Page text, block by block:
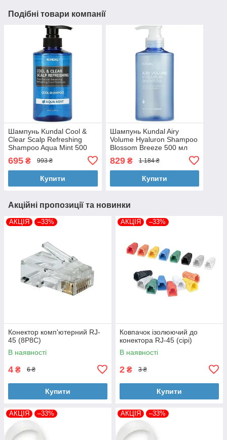
Подібні товари компанії
Шампунь Kundal Cool &
Clear Scalp Refreshing
Shampoo Aqua Mint 500
695 ₴ 993 ₴
Купити
Шампунь Kundal Airy
Volume Hyaluron Shampoo
Blossom Breeze 500 мл
829₴ 1 184 ₴
Купити
Акційні пропозиції та новинки
АКЦІЯ –33%
Конектор комп'ютерний RJ-
45 (8P8C)
В наявності
4 ₴ 6 ₴
Купити
АКЦІЯ –33%
Ковпачок ізолюючий до
конектора RJ-45 (сірі)
В наявності
2 ₴ 3 ₴
Купити
АКЦІЯ –33% АКЦІЯ –33%